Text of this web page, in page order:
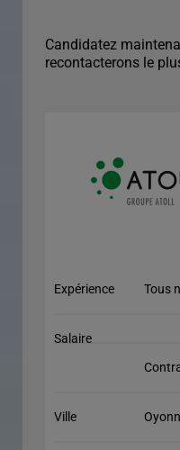
Candidatez
recontacterons le
Expérience Tous
Salaire
Ville